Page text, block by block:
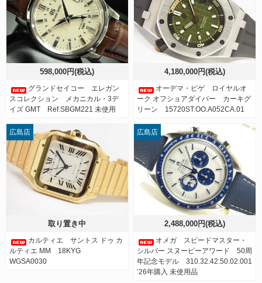
598,000円(税込)
グランドセイコー エレガン
スコレクション メカニカル・3デ
イズ GMT Ref.SBGM221 未使用
4,180,000円(税込)
オーデマ・ピゲ ロイヤルオ
ーク オフショアダイバー カーキグ
リーン 15720ST.OO.A052CA.01
取り置き中
カルティエ サントス ドゥ カ
ルティエ MM 18KYG
WGSA0030
広島店
2,488,000円(税込)
オメガ スピードマスター・
シルバー スヌーピーアワード 50周
年記念モデル 310.32.42.50.02.001
’26年購入 未使用品
広島店